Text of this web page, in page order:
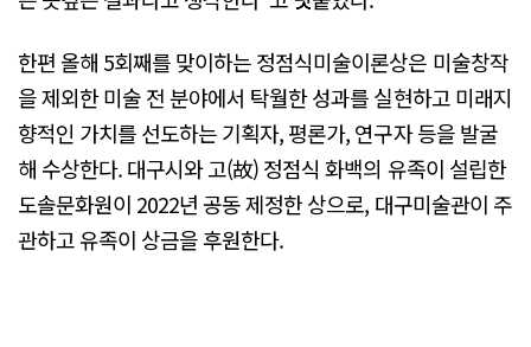
한편 올해 5회째를 맞이하는 정점식미술이론상은 미술창작
을 제외한 미술 전 분야에서 탁월한 성과를 실현하고 미래지
향적인 가치를 선도하는 기획자, 평론가, 연구자 등을 발굴
해 수상한다. 대구시와 고(故) 정점식 화백의 유족이 설립한
도솔문화원이 2022년 공동 제정한 상으로, 대구미술관이 주
관하고 유족이 상금을 후원한다.